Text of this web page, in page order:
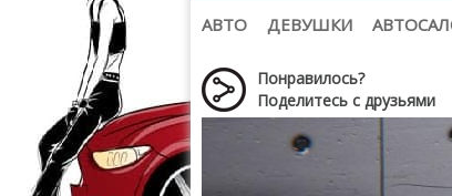
АВТО ДЕВУШКИ
Список марок
(+1102)
Понравилось?
Поделитесь с друзьями